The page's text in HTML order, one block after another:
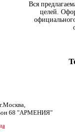
Вся
целей.
68 "АРМЕНИЯ"